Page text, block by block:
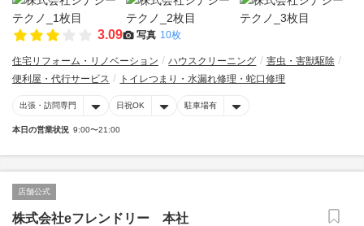
3.09 写真 10枚
住宅リフォーム・リノベーション ハウスクリーニング
害虫・害獣駆除
便利屋・代行サービス
トイレつまり・水漏れ修理・蛇口修理
出張・訪問専門 日祝OK 駐車場有
本日の営業状況 9:00〜21:00
店舗公式
株式会社eフレンドリー 本社